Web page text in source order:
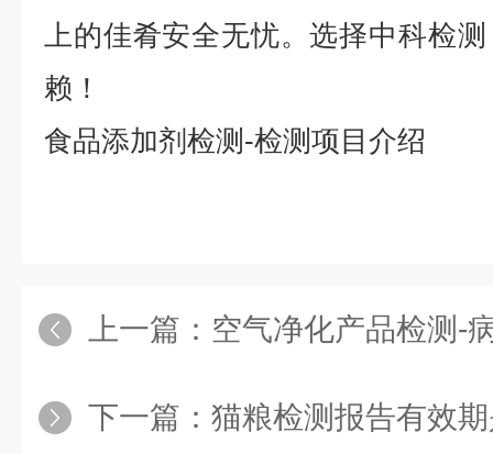
上的佳肴安全无忧。选择中科检
赖！
食品添加剂 检测 -检测 项目介绍
上一篇： 空气净化产品检测-
下一篇： 猫粮检测报告有效